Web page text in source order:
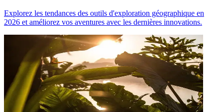
Explorez les tendances des outils d'exploration géographique en
2026 et améliorez vos aventures avec les dernières innovations.